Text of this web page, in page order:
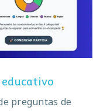
educativo
preguntas de